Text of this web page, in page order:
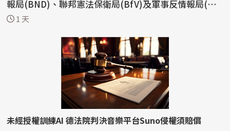
報局(BND)、聯邦憲法保衛局(BfV)及軍事反情報局(MA
D)...
1 天
未經授權訓練AI 德法院判決音樂平台Suno侵權須賠償